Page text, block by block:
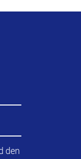
den